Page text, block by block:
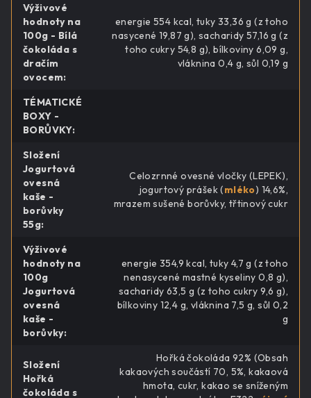
Výživové
hodnoty na
100g - Bílá
čokoláda s
dračím
ovocem:
energie 554 kcal, tuky 33,36 g (z toho
nasycené 19,87 g), sacharidy 57,16 g (z
toho cukry 54,8 g), bílkoviny 6,09 g,
vláknina 0,4 g, sůl 0,19 g
TÉMATICKÉ
BOXY -
BORŮVKY:
Složení
Jogurtová
ovesná
kaše -
borůvky
55g:
Celozrnné ovesné vločky (LEPEK),
jogurtový prášek (mléko) 14,6%,
mrazem sušené borůvky, třtinový cukr
Výživové
hodnoty na
100g
Jogurtová
ovesná
kaše -
borůvky:
energie 354,9 kcal, tuky 4,7 g (z toho
nenasycené mastné kyseliny 0,8 g),
sacharidy 63,5 g (z toho cukry 9,6 g),
bílkoviny 12,4 g, vláknina 7,5 g, sůl 0,2
g
Složení
Hořká
čokoláda s
Hořká čokoláda 92% (Obsah
kakaových součástí 70, 5%, kakaová
hmota, cukr, kakao se sníženým